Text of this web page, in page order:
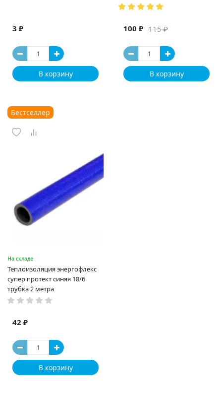
3 ₽
В корзину
(Испания)
115 ₽
100 ₽
В корзину
Бестселлер
На складе
Теплоизоляция энергофлекс
супер протект синяя 18/6
трубка 2 метра
42 ₽
В корзину